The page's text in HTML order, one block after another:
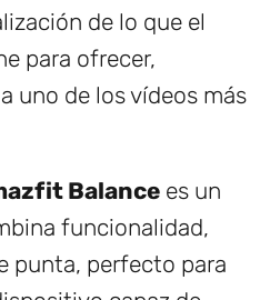
de lo que el
para ofrecer,
uno de los vídeos más
Balance es un
funcionalidad,
punta, perfecto para